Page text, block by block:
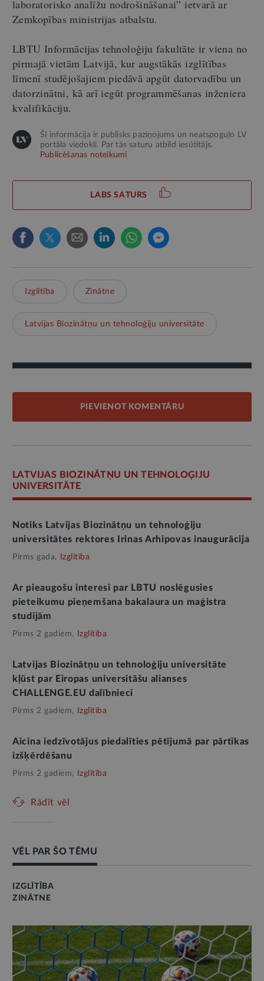
laboratorisko analīžu nodrošināšanai” ietvarā ar
Zemkopības ministrijas atbalstu.
LBTU Informācijas tehnoloģiju fakultāte ir viena no
pirmajā vietām Latvijā, kur augstākās izglītības
līmenī studējošajiem piedāvā apgūt datorvadību un
datorzinātni, kā arī iegūt programmēšanas inženiera
kvalifikāciju.
Šī informācija ir publisks paziņojums un neatspoguļo LV
portāla viedokli. Par tās saturu atbild iesūtītājs.
Publicēšanas noteikumi
LABS SATURS
Izglītība Zinātne
Latvijas Biozinātņu un tehnoloģiju universitāte
PIEVIENOT KOMENTĀRU
LATVIJAS BIOZINĀTŅU UN TEHNOLOĢIJU
UNIVERSITĀTE
Notiks Latvijas Biozinātņu un tehnoloģiju
universitātes rektores Irinas Arhipovas inaugurācija
Pirms gada, Izglītība
Ar pieaugošu interesi par LBTU noslēgusies
pieteikumu pieņemšana bakalaura un maģistra
studijām
Pirms 2 gadiem, Izglītība
Latvijas Biozinātņu un tehnoloģiju universitāte
kļūst par Eiropas universitāšu alianses
CHALLENGE.EU dalībnieci
Pirms 2 gadiem, Izglītība
Aicina iedzīvotājus piedalīties pētījumā par pārtikas
izšķērdēšanu
Pirms 2 gadiem, Izglītība
Rādīt vēl
VĒL PAR ŠO TĒMU
IZGLĪTĪBA
ZINĀTNE